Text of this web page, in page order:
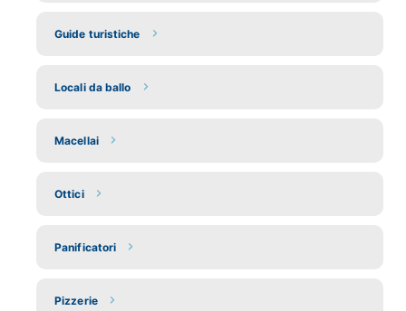
Guide turistiche
Locali da ballo
Macellai
Ottici
Panificatori
Pizzerie